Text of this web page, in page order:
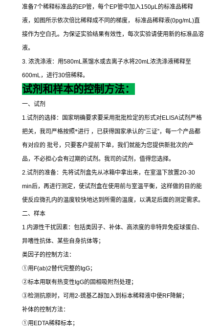
准备7个稀释标准品的EP管，每个EP管中加入150μL的标准品稀释
液，如图所示依次倍比稀释成不同的梯度，
标准品稀释液(0pg/mL)直
接作为空白孔。为保证实验结果有效性，每次实验请使用新的标准品溶
液。
3. 浓洗涤液：用580mL蒸馏水或去离子水将20mL浓洗涤液稀释至
600mL，进行30倍稀释。
试剂和样本的控制方法：
一、试剂
1.试剂的选择：国家明确要求要采用批批检定的形式对ELISA试剂严格
把关，我司严格按照*进行 ，已获得国家承认的“三证”，每一个产品都
有对应的 批号，只要客户提前下单，我们就能为您提供新批次的产
品，不必担心会有过期的试剂。我司的试剂，值得您选择。
2.试剂的准备：先将试剂盒先从冰箱中拿出来，在室温下放置20-30
min后，再进行测定，使试剂盒在使用前与室温平衡，这样做的目的能
使反应微孔内的温度较快地达到所需的温度，以满足后面的测定需求。
二、样本
1.内源性干扰因素：包括类因子、补体、高浓度的非特异免疫球蛋白、
异嗜性抗体、某些自身抗体等；
类因子的控制方法：
①用 F(ab)2替代完整的 IgG；
②标本用联有热变性 IgG的固相吸附剂处理；
③检测抗原时，可用2-巯基乙醇加入到标本稀释液中使RF降解；
补体的控制方法：
①用 EDTA稀释标本；